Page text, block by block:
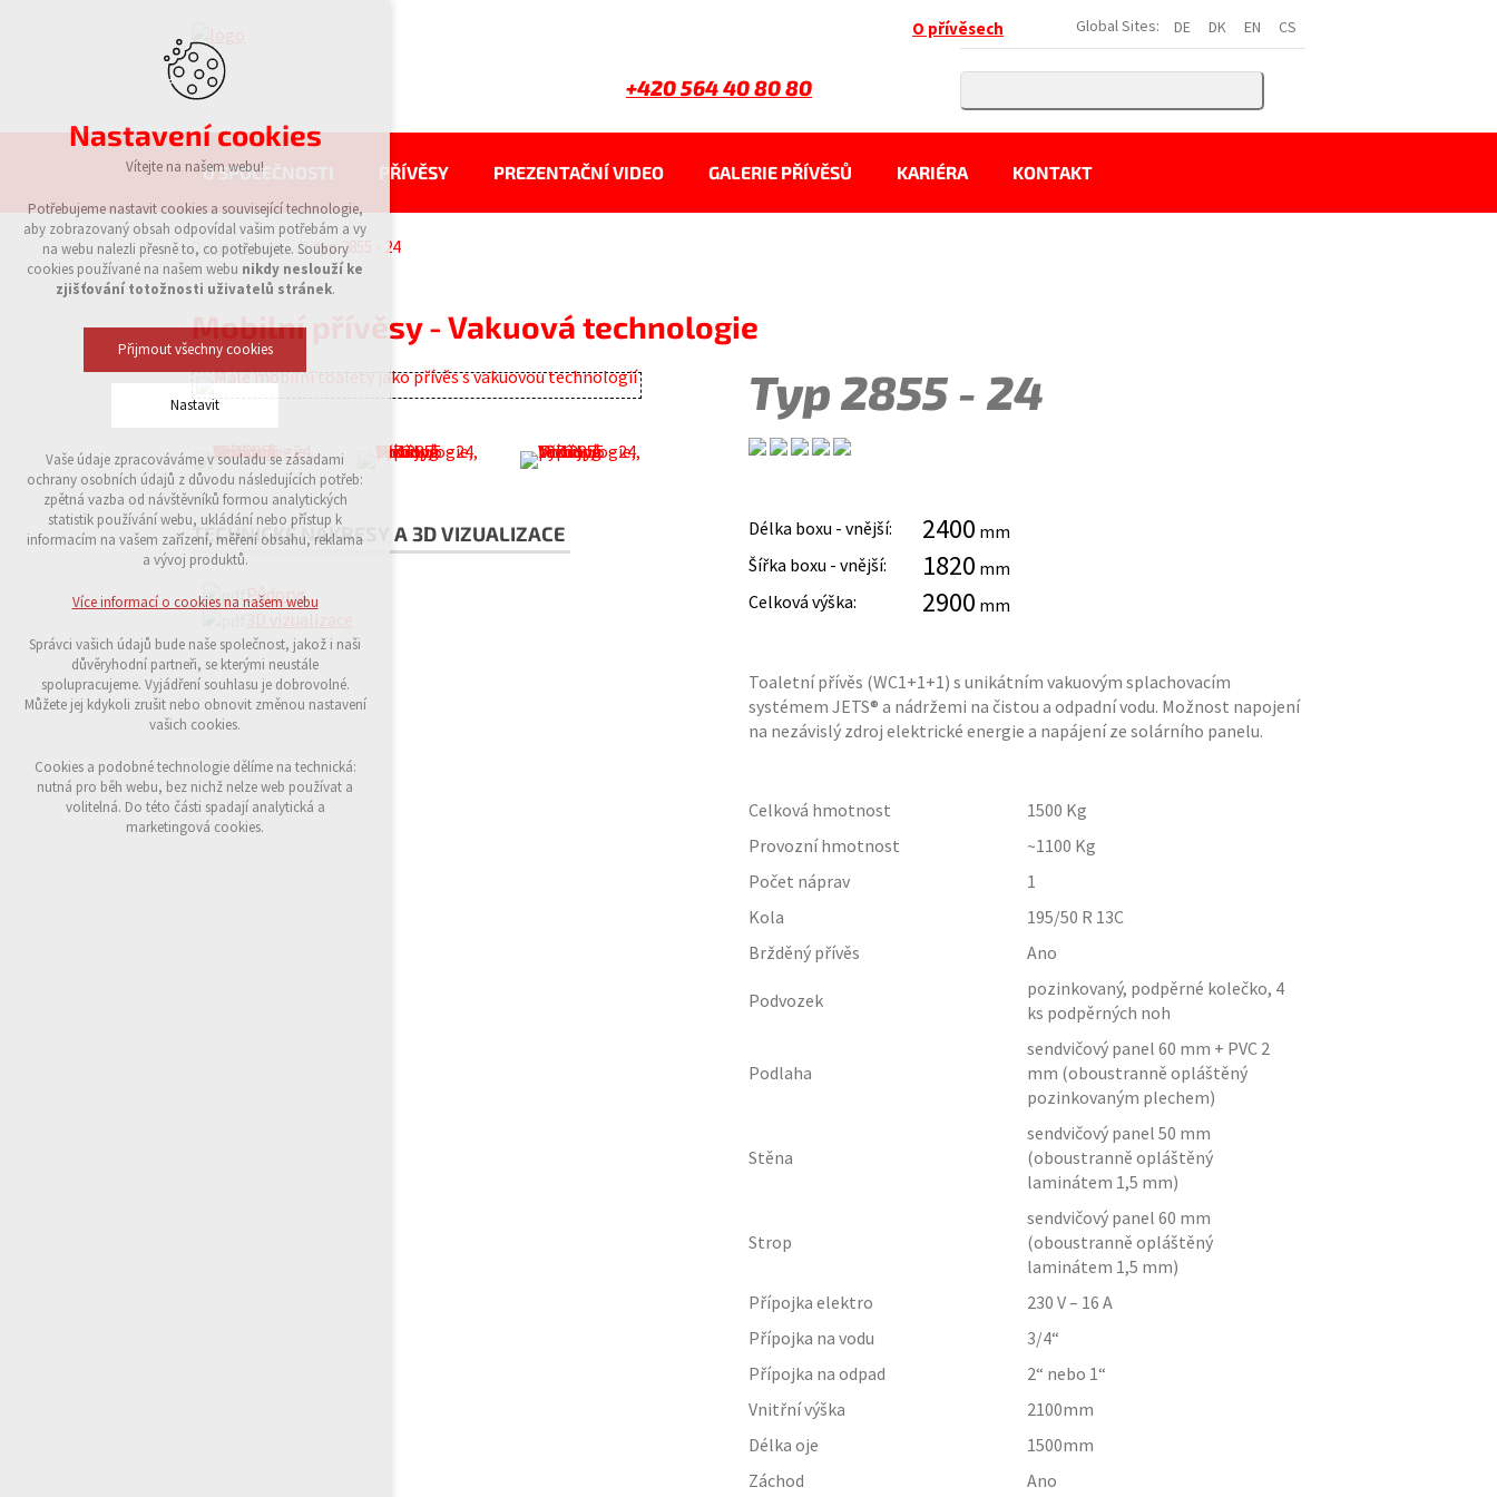
DE DK EN CS
Global Sites:
O přívěsech
+420 564 40 80 80
O SPOLEČNOSTI PŘÍVĚSY PREZENTAČNÍ VIDEO GALERIE PŘÍVĚSŮ KARIÉRA KONTAKT
eurowagon typ 2855 - 24
Mobilní přívěsy - Vakuová technologie
Typ 2855 - 24
Délka boxu - vnější: 2400 mm
Šířka boxu - vnější:
1820 mm
Celková výška:
2900 mm
Toaletní přívěs (WC1+1+1) s unikátním vakuovým splachovacím
systémem JETS® a nádržemi na čistou a odpadní vodu. Možnost napojení
na nezávislý zdroj elektrické energie a napájení ze solárního panelu.
Celková hmotnost 1500 Kg
Provozní hmotnost
~1100 Kg
Počet náprav
1
Kola
195/50 R 13C
Bržděný přívěs
Ano
Podvozek
pozinkovaný, podpěrné kolečko, 4
ks podpěrných noh
Podlaha
sendvičový panel 60 mm + PVC 2
mm (oboustranně opláštěný
pozinkovaným plechem)
Stěna
sendvičový panel 50 mm
(oboustranně opláštěný
laminátem 1,5 mm)
Strop
sendvičový panel 60 mm
(oboustranně opláštěný
laminátem 1,5 mm)
Přípojka elektro
230 V – 16 A
Přípojka na vodu
3/4“
Přípojka na odpad
2“ nebo 1“
Vnitřní výška
2100mm
Délka oje
1500mm
Záchod
Ano
TECHNICKÉ NÁKRESY A 3D VIZUALIZACE
Půdorys
Nastavení cookies
Vítejte na našem webu!
Potřebujeme nastavit cookies a související technologie,
aby zobrazovaný obsah odpovídal vašim potřebám a vy
na webu nalezli přesně to, co potřebujete. Soubory
cookies používané na našem webu nikdy neslouží ke
zjišťování totožnosti uživatelů stránek.
Přijmout všechny cookies
Nastavit
Technická cookies
nutná pro provozování webu
udržení kontextu stránek (session): případná
přihlášení, volby jazyka, apod.
analytická pro anonymizované vyhodnocení
návštěvnosti
marketingová cookies (Google)
Více informací o cookies na našem webu
Odmítnout vše
Vaše údaje zpracováváme v souladu se zásadami
ochrany osobních údajů z důvodu následujících potřeb:
zpětná vazba od návštěvníků formou analytických
statistik používání webu, ukládání nebo přístup k
informacím na vašem zařízení, měření obsahu, reklama
a vývoj produktů.
Více informací o cookies na našem webu
Správci vašich údajů bude naše společnost, jakož i naši
důvěryhodní partneři, se kterými neustále
spolupracujeme. Vyjádření souhlasu je dobrovolné.
Můžete jej kdykoli zrušit nebo obnovit změnou nastavení
vašich cookies.
Cookies a podobné technologie dělíme na technická:
nutná pro běh webu, bez nichž nelze web používat a
volitelná. Do této části spadají analytická a
marketingová cookies.